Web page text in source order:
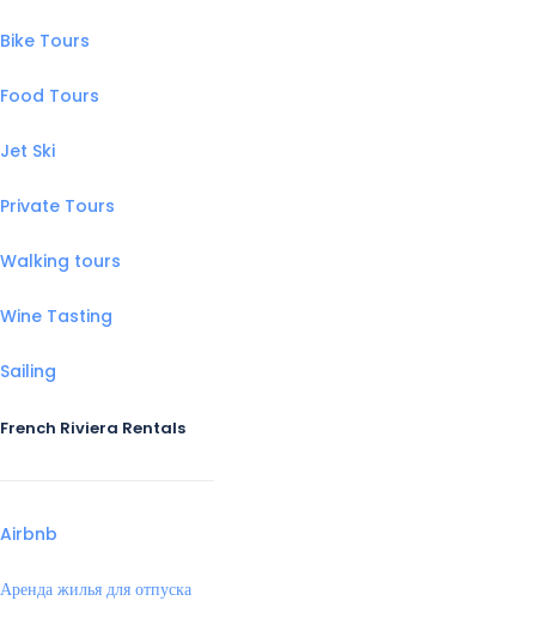
Bike Tours
Food Tours
Jet Ski
Private Tours
Walking tours
Wine Tasting
Sailing
French Riviera Rentals
Airbnb
Аренда жилья для отпуска